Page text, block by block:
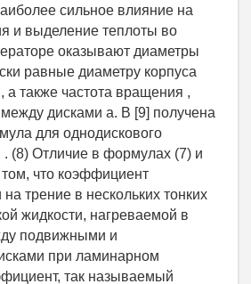
сильное влияние на
и выделение теплоты во
оказывают диаметры
равные диаметру корпуса
а также частота вращения ,
дисками а. В [9] получена
для однодискового
. (8) Отличие в формулах (7) и
том, что коэффициент
трение в нескольких тонких
жидкости, нагреваемой в
подвижными и
при ламинарном
так называемый